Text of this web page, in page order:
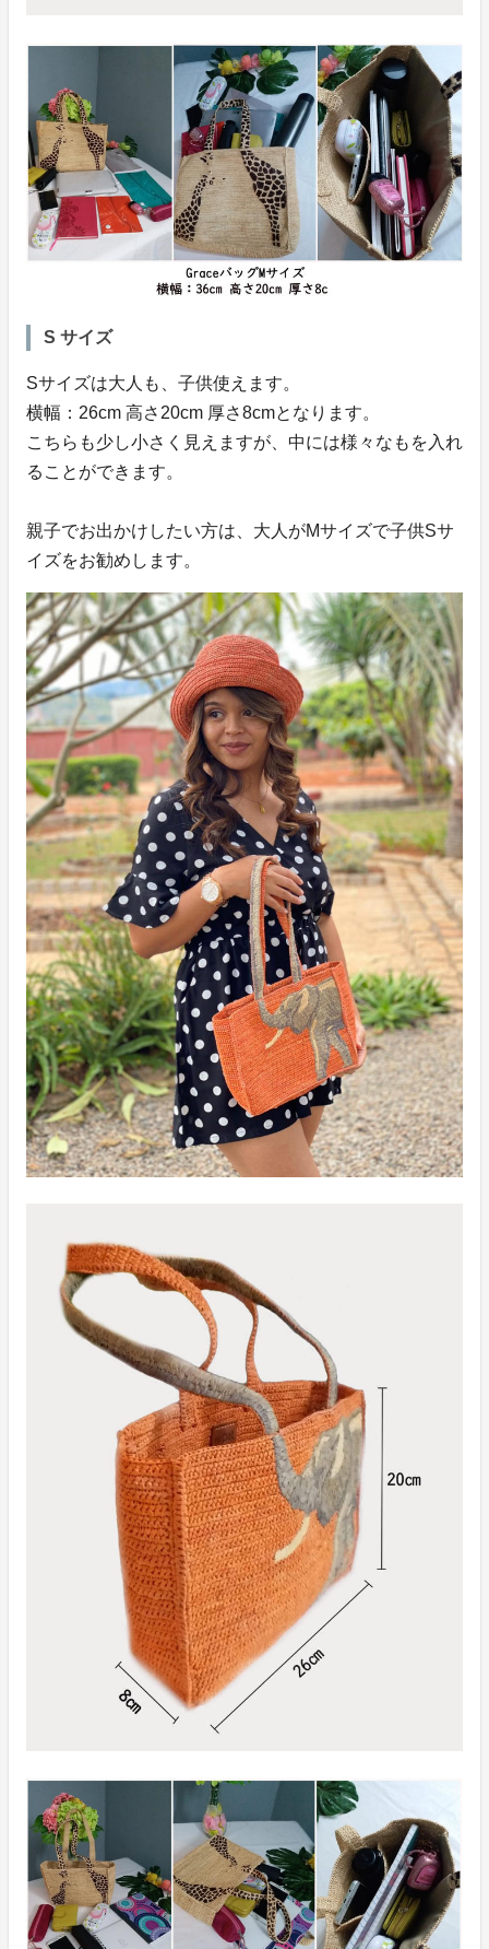
S サイズ
Sサイズは大人も、子供使えます。
横幅：26cm 高さ20cm 厚さ8cmとなります。
こちらも少し小さく見えますが、中には様々なもを入れ
ることができます。
親子でお出かけしたい方は、大人がMサイズで子供Sサ
イズをお勧めします。